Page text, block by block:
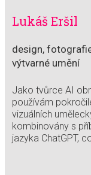
Lukáš Eršil
design,
výtvarné umění
Jako tvůrce AI
používám
vizuálních
kombinovány s
jazyka ChatGPT,